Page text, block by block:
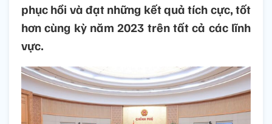
phục hồi và đạt những kết quả tích cực, tốt
hơn cùng kỳ năm 2023 trên tất cả các lĩnh
vực.